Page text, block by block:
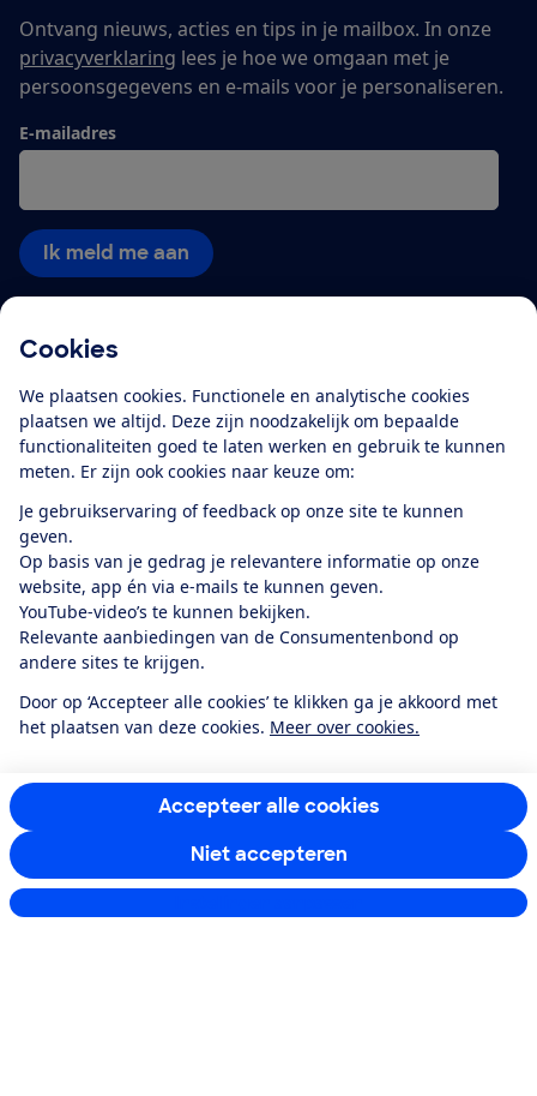
Cookies
We plaatsen cookies. Functionele en analytische cookies
plaatsen we altijd. Deze zijn noodzakelijk om bepaalde
functionaliteiten goed te laten werken en gebruik te kunnen
meten. Er zijn ook cookies naar keuze om:
Je gebruikservaring of feedback op onze site te kunnen
geven.
Op basis van je gedrag je relevantere informatie op onze
website, app én via e-mails te kunnen geven.
YouTube-video’s te kunnen bekijken.
Relevante aanbiedingen van de Consumentenbond op
andere sites te krijgen.
Door op ‘Accepteer alle cookies’ te klikken ga je akkoord met
het plaatsen van deze cookies. Meer over cookies.
Accepteer alle cookies
Niet accepteren
Ontvang nieuws, acties en tips in je mailbox. In onze
privacyverklaring lees je hoe we omgaan met je
persoonsgegevens en e-mails voor je personaliseren.
E-mailadres
Ik meld me aan
Service & Contact
Over ons
Boeken & Bladen
Download de app
Alles over de
Algemene Voorwaarden
Privacyverklaring
Cookiebeleid
Privacyvoorkeuren
Wijzigen & opzeggen
Toegankelijkheid